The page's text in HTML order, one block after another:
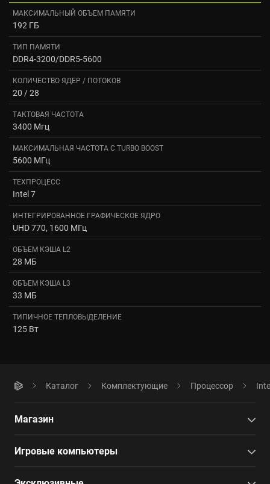
МАКСИМАЛЬНЫЙ ОБЪЕМ ПАМЯТИ
192 ГБ
ТИП ПАМЯТИ
DDR4-3200/DDR5-5600
КОЛИЧЕСТВО ЯДЕР / ПОТОКОВ
20 / 28
ТАКТОВАЯ ЧАСТОТА
3400 Мгц
МАКСИМАЛЬНАЯ ЧАСТОТА С TURBO BOOST
5600 МГц
ТЕХПРОЦЕСС
Intel 7
ИНТЕГРИРОВАННОЕ ГРАФИЧЕСКОЕ ЯДРО
UHD 770, 1600 МГц
ОБЪЕМ КЭША L2
28 МБ
ОБЪЕМ КЭША L3
33 МБ
ТИПИЧНОЕ ТЕПЛОВЫДЕЛЕНИЕ
125 Вт
Каталог Комплектующие Процессор
Магазин
Игровые компьютеры